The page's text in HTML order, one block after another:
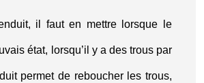
il faut en mettre lorsque le
état, lorsqu’il y a des trous par
permet de reboucher les trous,